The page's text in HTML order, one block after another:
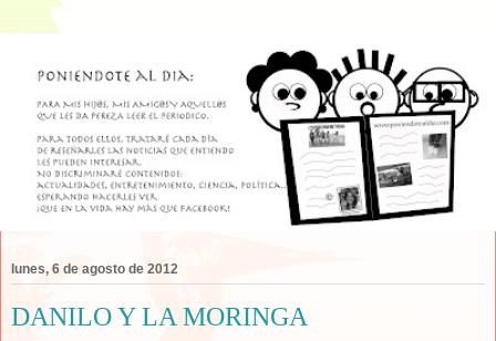
lunes, 6 de agosto de 2012
DANILO Y LA MORINGA